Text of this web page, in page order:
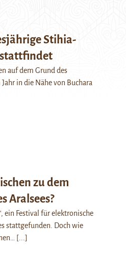
Stihia-
stattfindet
auf dem Grund des
in die Nähe von Buchara
zu dem
Aralsees?
ein Festival für elektronische
stattgefunden. Doch wie
[...]